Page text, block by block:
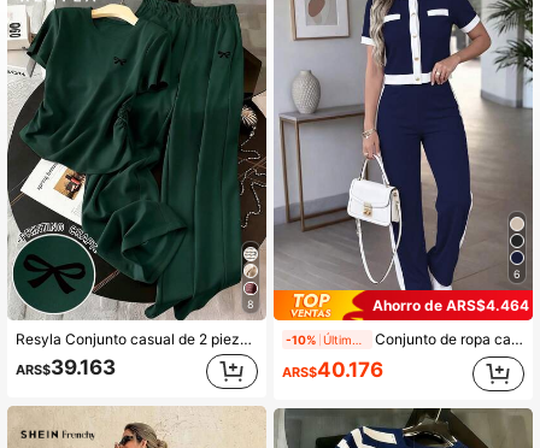
4,87 1.1M Seguidores
4,87 1.1M Seguidores
4,87 1.1M Seguidores
4,87 1.1M Seguidores
8
Resyla Conjunto casual de 2 piezas con estampado de moño, nueva llegada de primavera/verano para mujer
ARS$39.163
6
Ahorro de ARS$4.464
-10% Conjunto de ropa casual nuevo para mujer, top de manga corta con cuello redondo, diseño de bolsillo falso y botones en color contrastante, elegante para primavera/verano
ARS$40.176